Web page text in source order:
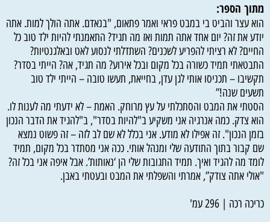
מתוך הספר:
הוא עצר והביט בי במבט פראי ואמר פתאום, "בנאדם. אתה הולך למות. אתה
יודע את זה? יום אחד אתה תמות ואז מה תגיד? התאמנתי להיות ילד טוב כל
החיים? לא רציתי להפריע לשכנים? השתדלתי לנסוע לאט ובאלגנטיות?
התבטאתי תמיד כשורה בכל מקום ובכל אירוע? מה תגיד, אה? הייתי בסדר?
תקשיבו – תכניסו אותי לגן עדן, בחייאת, תעשו טובה – הייתי ילד טוב
תשעים שנה!”
הסטתי את המבט והסתכלתי על עץ מרוחק. האמת – לא ידעתי מה לענות לו.
הוא צדק. כמה אנרגיה אני משקיע ב"להיות בסדר", ב"להגיד את הדבר הנכון
בזמן הנכון". זה אפילו לא מודע. אני בכלל לא שם לב לזה – זה פשוט נמצא
שם קבור בתוך התודעה שלי ומנהל אותי. ככה אני מסתדר בכל מקום, תמיד
לומד מה להגיד ואיך. תמיד התגובות שלי הן ‘נאותות’. אבל איפה אני בכל זה?
"אולי אתה צודק”, אמרתי והשפלתי את המבט ובעטתי באבן.
כריכה רכה | 296 עמ'